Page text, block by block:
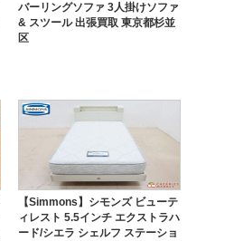
バーリングソファ 3人掛けソファ
& スツール 出張買取 東京都杉並
区
【Simmons】シモンズ ビューテ
ィレスト 5.5インチ エクストラハ
ード/シエラ シェルフ ステーショ